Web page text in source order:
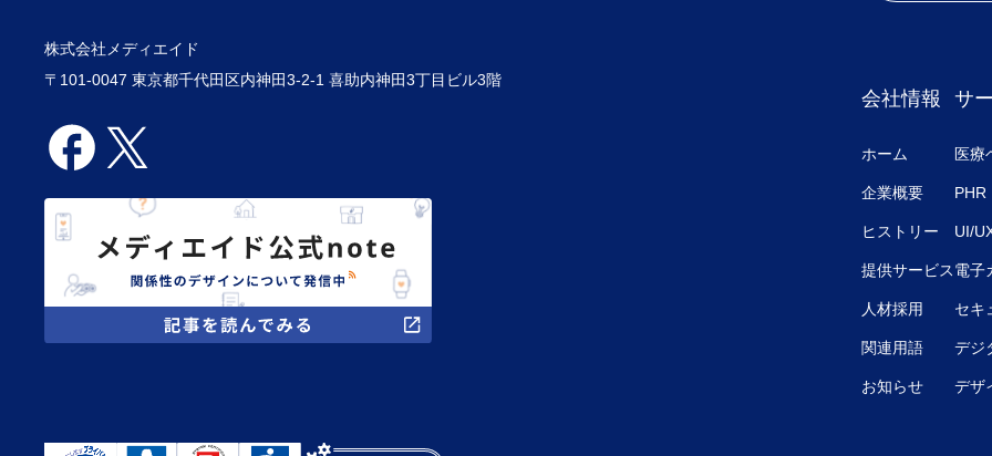
株式会社メディエイド
〒101-0047 東京都千代田区内神田3-2-1 喜助内神田3丁目ビル3階
会社情報
ホーム
企業概要
ヒストリー
提供サービス
人材採用
関連用語
お知らせ
サ
医療
PHR
UI/
電子
セキ
デジ
デザ